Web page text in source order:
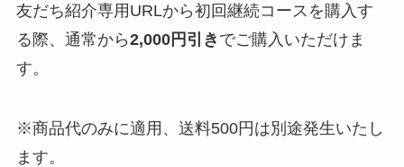
友だち紹介専用URLから初回継続コースを購入す
る際、通常から2,000円引き でご購入いただけま
す。
※商品代のみに適用、送料500円は別途発生いたし
ます。